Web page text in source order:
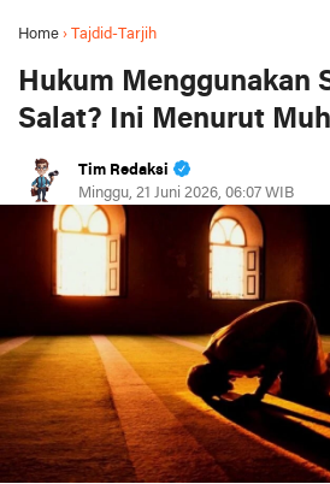
Home › Tajdid-Tarjih
Hukum Menggunakan
Salat? Ini Menurut
Tim Redaksi
Minggu, 21 Juni 2026, 06:07 WIB